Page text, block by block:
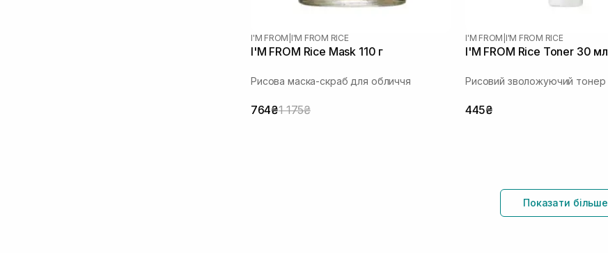
I'M FROM I'M FROM RICE
I'M FROM Rice Mask 110 г
Рисова маска-скраб для обличчя
764₴1 175₴
I'M FROM I'M FROM RICE
I'M FROM Rice Toner 30 мл
Рисовий зволожуючий тонер
445₴
Показати більше